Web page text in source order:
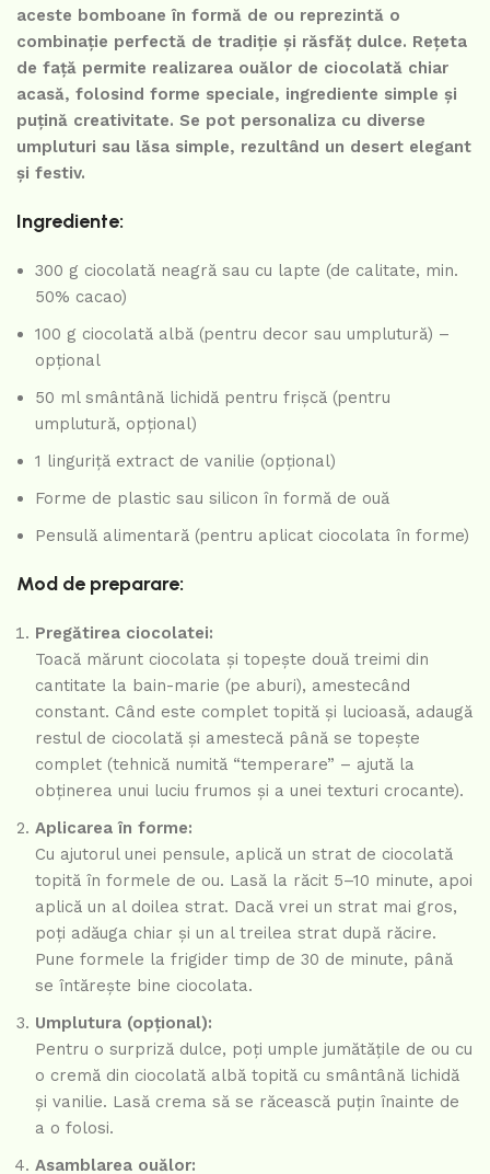
aceste bomboane în formă de ou reprezintă o
combinație perfectă de tradiție și răsfăț dulce. Rețeta
de față permite realizarea ouălor de ciocolată chiar
acasă, folosind forme speciale, ingrediente simple și
puțină creativitate. Se pot personaliza cu diverse
umpluturi sau lăsa simple, rezultând un desert elegant
și festiv.
Ingrediente:
300 g ciocolată neagră sau cu lapte (de calitate, min.
50% cacao)
100 g ciocolată albă (pentru decor sau umplutură) –
opțional
50 ml smântână lichidă pentru frișcă (pentru
umplutură, opțional)
1 linguriță extract de vanilie (opțional)
Forme de plastic sau silicon în formă de ouă
Pensulă alimentară (pentru aplicat ciocolata în forme)
Mod de preparare:
Pregătirea ciocolatei:
Toacă mărunt ciocolata și topește două treimi din
cantitate la bain-marie (pe aburi), amestecând
constant. Când este complet topită și lucioasă, adaugă
restul de ciocolată și amestecă până se topește
complet (tehnică numită “temperare” – ajută la
obținerea unui luciu frumos și a unei texturi crocante).
Aplicarea în forme:
Cu ajutorul unei pensule, aplică un strat de ciocolată
topită în formele de ou. Lasă la răcit 5–10 minute, apoi
aplică un al doilea strat. Dacă vrei un strat mai gros,
poți adăuga chiar și un al treilea strat după răcire.
Pune formele la frigider timp de 30 de minute, până
se întărește bine ciocolata.
Umplutura (opțional):
Pentru o surpriză dulce, poți umple jumătățile de ou cu
o cremă din ciocolată albă topită cu smântână lichidă
și vanilie. Lasă crema să se răcească puțin înainte de
a o folosi.
Asamblarea ouălor: